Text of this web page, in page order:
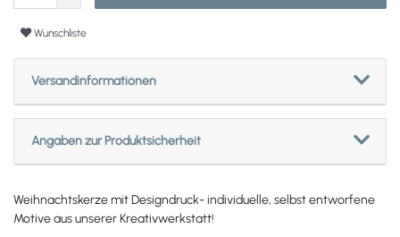
Wunschliste
Versandinformationen
Angaben zur Produktsicherheit
Weihnachtskerze mit Designdruck- individuelle, selbst entworfene
Motive aus unserer Kreativwerkstatt!